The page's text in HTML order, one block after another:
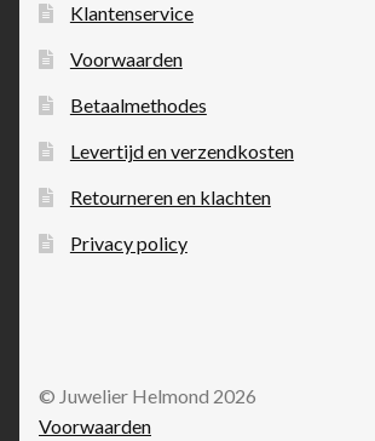
Klantenservice
Voorwaarden
Betaalmethodes
Levertijd en verzendkosten
Retourneren en klachten
Privacy policy
© Juwelier Helmond 2026
Voorwaarden